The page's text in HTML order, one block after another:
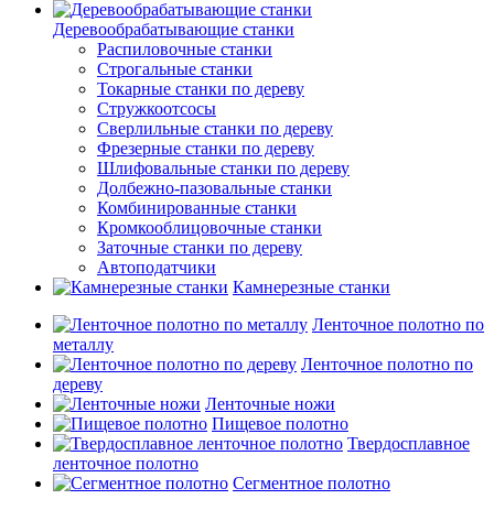
Деревообрабатывающие станки
Распиловочные станки
Строгальные станки
Токарные станки по дереву
Стружкоотсосы
Сверлильные станки по дереву
Фрезерные станки по дереву
Шлифовальные станки по дереву
Долбежно-пазовальные станки
Комбинированные станки
Кромкооблицовочные станки
Заточные станки по дереву
Автоподатчики
Камнерезные станки
Ленточное полотно по
металлу
Ленточное полотно по
дереву
Ленточные ножи
Пищевое полотно
Твердосплавное
ленточное полотно
Сегментное полотно